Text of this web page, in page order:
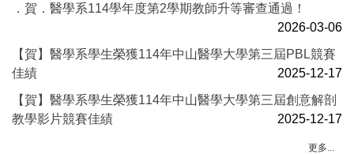
．賀．醫學系114學年度第2學期教師升等審查通過！
2026-03-06
【賀】醫學系學生榮獲114年中山醫學大學第三屆PBL競賽
佳績
2025-12-17
【賀】醫學系學生榮獲114年中山醫學大學第三屆創意解剖
教學影片競賽佳績
2025-12-17
更多...